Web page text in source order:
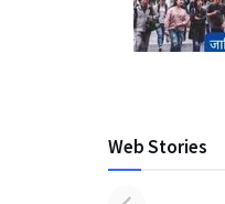
Web Stories